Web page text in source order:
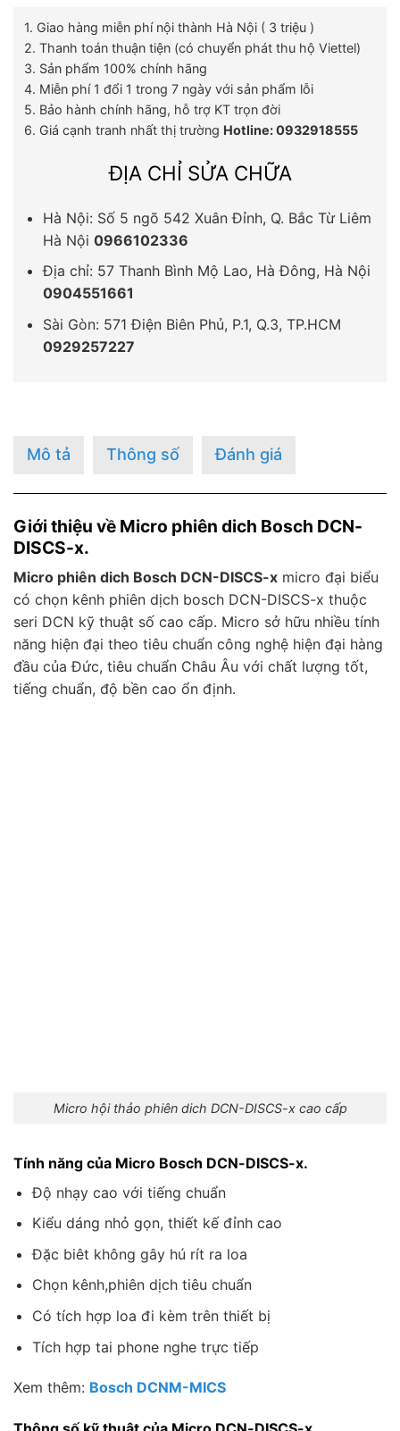
1. Giao hàng miễn phí nội thành Hà Nội ( 3 triệu )
2. Thanh toán thuận tiện (có chuyển phát thu hộ Viettel)
3. Sản phẩm 100% chính hãng
4. Miễn phí 1 đổi 1 trong 7 ngày với sản phẩm lỗi
5. Bảo hành chính hãng, hỗ trợ KT trọn đời
6. Giá cạnh tranh nhất thị trường Hotline: 0932918555
ĐỊA CHỈ SỬA CHỮA
Hà Nội: Số 5 ngõ 542 Xuân Đỉnh, Q. Bắc Từ Liêm
Hà Nội 0966102336
Địa chỉ: 57 Thanh Bình Mộ Lao, Hà Đông, Hà Nội
0904551661
Sài Gòn: 571 Điện Biên Phủ, P.1, Q.3, TP.HCM
0929257227
Mô tả Thông số Đánh giá
Giới thiệu về Micro phiên dich Bosch DCN-
DISCS-x.
Micro phiên dich Bosch DCN-DISCS-x micro đại biểu
có chọn kênh phiên dịch bosch DCN-DISCS-x thuộc
seri DCN kỹ thuật số cao cấp. Micro sở hữu nhiều tính
năng hiện đại theo tiêu chuẩn công nghệ hiện đại hàng
đầu của Đức, tiêu chuẩn Châu Âu với chất lượng tốt,
tiếng chuẩn, độ bền cao ổn định.
Micro hội thảo phiên dich DCN-DISCS-x cao cấp
Tính năng của Micro Bosch DCN-DISCS-x.
Độ nhạy cao với tiếng chuẩn
Kiểu dáng nhỏ gọn, thiết kế đỉnh cao
Đặc biêt không gây hú rít ra loa
Chọn kênh,phiên dịch tiêu chuẩn
Có tích hợp loa đi kèm trên thiết bị
Tích hợp tai phone nghe trực tiếp
Xem thêm: Bosch DCNM-MICS